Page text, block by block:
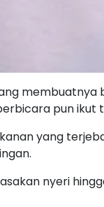
membuatnya
pun ikut
yang
nyeri